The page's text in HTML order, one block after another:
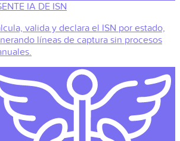
IA DE ISN
valida y declara el ISN por estado,
líneas de captura sin procesos